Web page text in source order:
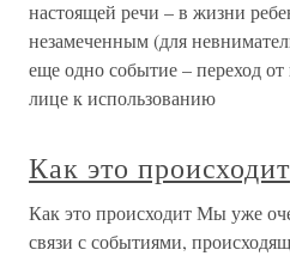
настоящей речи – в жизни
незамеченным (для
еще одно событие – переход от
лице к использованию
Как это происходит
Как это происходит Мы уже
связи с событиями,